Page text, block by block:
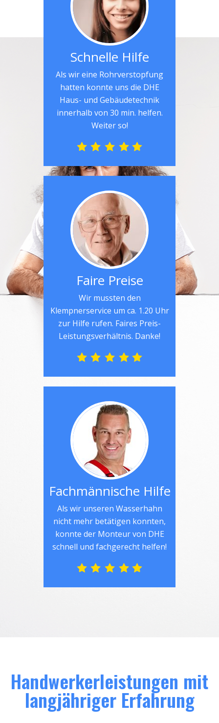
Schnelle Hilfe
Als wir eine Rohrverstopfung
hatten konnte uns die DHE
Haus- und Gebäudetechnik
innerhalb von 30 min. helfen.
Weiter so!
Faire Preise
Wir mussten den
Klempnerservice um ca. 1.20 Uhr
zur Hilfe rufen. Faires Preis-
Leistungsverhältnis. Danke!
Fachmännische Hilfe
Als wir unseren Wasserhahn
nicht mehr betätigen konnten,
konnte der Monteur von DHE
schnell und fachgerecht helfen!
Handwerkerleistungen mit
langjähriger Erfahrung